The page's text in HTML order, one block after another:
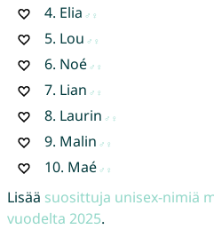
4. Elia
5. Lou
6. Noé
7. Lian
8. Laurin
9. Malin
10. Maé
Lisää suosittuja unisex-nimiä
vuodelta 2025.